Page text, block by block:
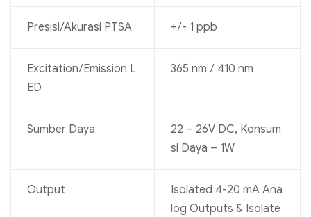
Presisi/Akurasi PTSA +/- 1 ppb
Excitation/Emission L
ED
365 nm / 410 nm
Sumber Daya
22 – 26V DC, Konsum
si Daya – 1W
Output
Isolated 4-20 mA Ana
log Outputs & Isolate